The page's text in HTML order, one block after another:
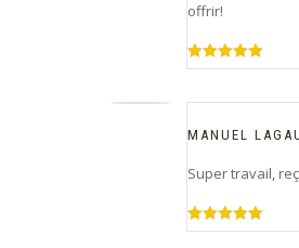
Note5sur
offrir!
Note5sur
MANUEL
Super travail,